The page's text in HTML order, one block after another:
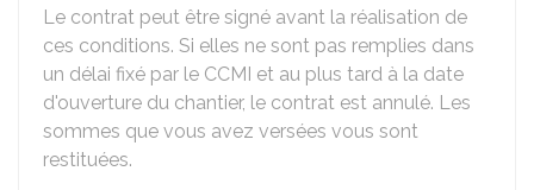
Le contrat peut être signé avant la réalisation de
ces conditions. Si elles ne sont pas remplies dans
un délai fixé par le CCMI et au plus tard à la date
d'ouverture du chantier, le contrat est annulé. Les
sommes que vous avez versées vous sont
restituées.